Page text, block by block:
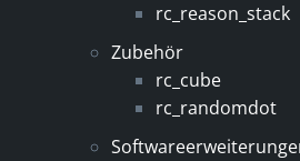
rc_reason_stack
Zubehör
rc_cube
rc_randomdot